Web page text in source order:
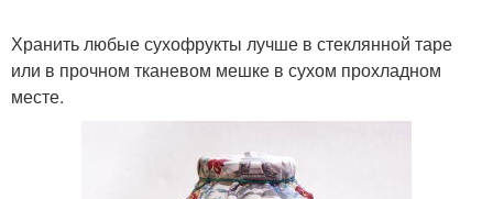
Хранить любые сухофрукты лучше в стеклянной таре
или в прочном тканевом мешке в сухом прохладном
месте.